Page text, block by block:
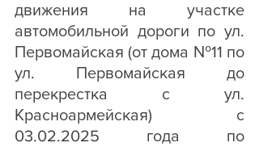
движения на участке
автомобильной дороги по ул.
Первомайская (от дома №11 по
ул. Первомайская до
перекрестка с ул.
Красноармейская) с
03.02.2025 года по